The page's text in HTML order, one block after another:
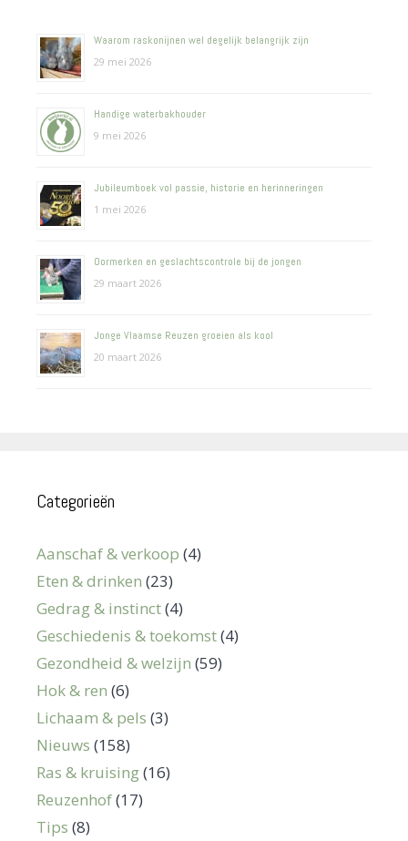
Waarom raskonijnen wel degelijk belangrijk zijn
29 mei 2026
Handige waterbakhouder
9 mei 2026
Jubileumboek vol passie, historie en herinneringen
1 mei 2026
Oormerken en geslachtscontrole bij de jongen
29 maart 2026
Jonge Vlaamse Reuzen groeien als kool
20 maart 2026
Categorieën
Aanschaf & verkoop (4)
Eten & drinken (23)
Gedrag & instinct(4)
Geschiedenis & toekomst(4)
Gezondheid & welzijn (59)
Hok & ren (6)
Lichaam & pels (3)
Nieuws (158)
Ras & kruising(16)
Reuzenhof(17)
Tips (8)